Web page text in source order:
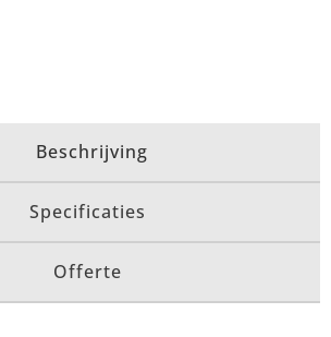
Beschrijving
Specificaties
Offerte